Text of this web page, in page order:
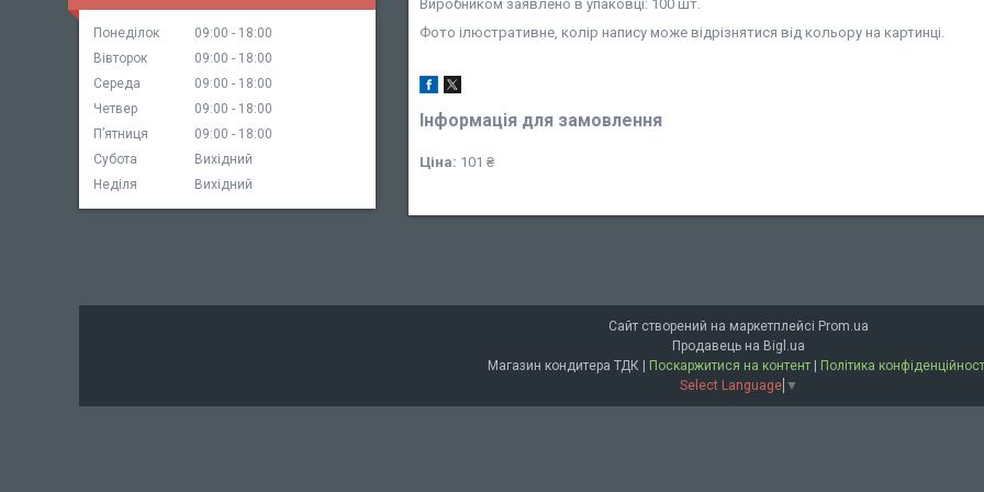
Виробником заявлено в упаковці: 100 шт.
Фото ілюстративне, колір напису може відрізнятися від кольору на картинці.
Інформація для замовлення
Ціна: 101 ₴
Понеділок 09:00
18:00
Вівторок
09:00
18:00
Середа
09:00
18:00
Четвер
09:00
18:00
Пʼятниця
09:00
18:00
Субота
Вихідний
Неділя
Вихідний
Сайт створений на маркетплейсі Prom.ua
Продавець на Bigl.ua
Магазин кондитера ТДК | Поскаржитися на контент | Політика
Select Language ▼